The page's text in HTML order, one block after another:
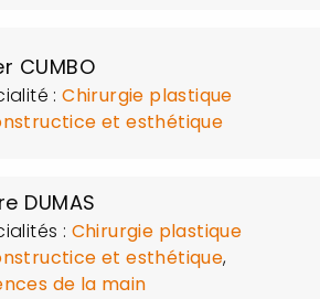
CUMBO
:Chirurgie plastique
et esthétique
DUMAS
: Chirurgie plastique
et esthétique,
de la main